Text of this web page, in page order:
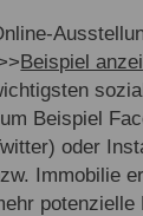
Beispiel
Beispiel
oder
Immobilie
potenzielle